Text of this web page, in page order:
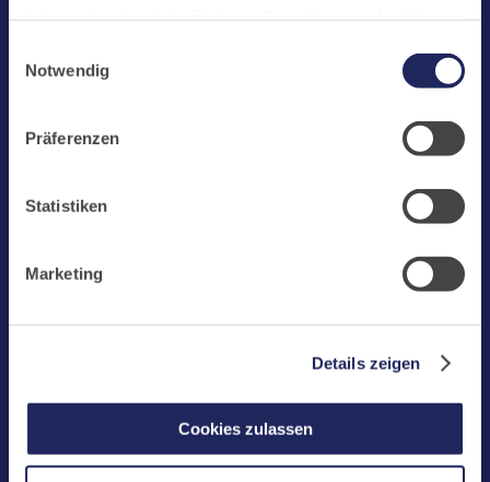
challenges.cloudflare.com: Wir verwenden das online
Buchungssystem MEWS in unserem Hotel und unserem
übermittelt. Cookies von eu5.bookingkit.de: Wir
Buchungen von Bibliotheks- und Klosterführungen. Um
Buchungen durchführen zu können akzeptieren Sie bitte
Notwendig
Präferenzen
Statistiken
Marketing
Details zeigen
Cookies zulassen
Laacher See
Jobs
Fax: +49 (0) 2652 59-359
www.maria-laach.de